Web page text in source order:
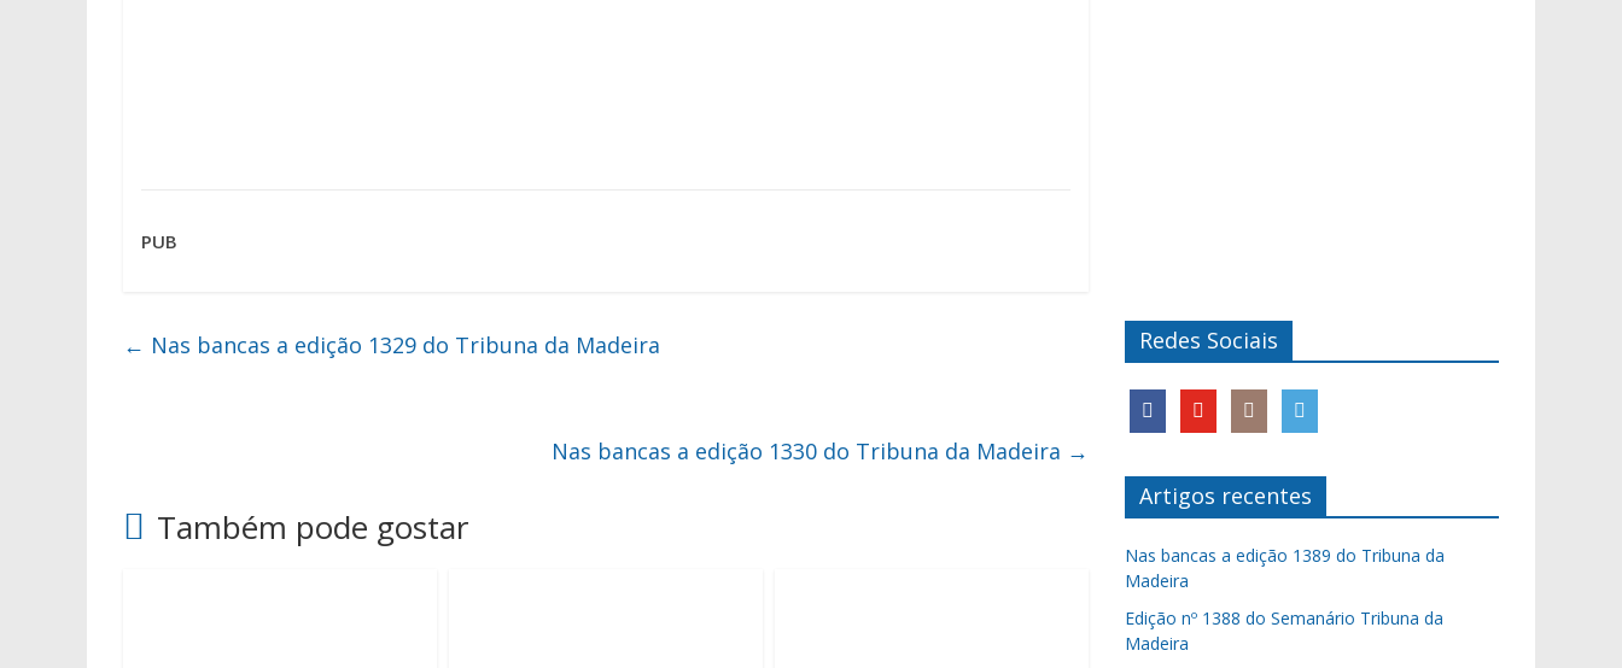
PUB
← Nas bancas a edição 1329 do Tribuna da Madeira
Nas bancas a edição 1330 do Tribuna da Madeira →
Também pode gostar
Redes Sociais
Artigos recentes
Nas bancas a edição 1389 do Tribuna da
Madeira
Edição nº 1388 do Semanário Tribuna da
Madeira